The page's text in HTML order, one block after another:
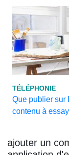
TÉLÉPHONIE
Que publier sur
contenu à
ajouter un